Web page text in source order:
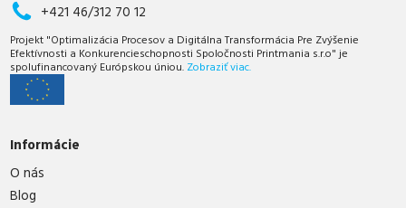
+421 46/312 70 12
Projekt "Optimalizácia Procesov a Digitálna Transformácia Pre Zvýšenie
Efektívnosti a Konkurencieschopnosti Spoločnosti Printmania s.r.o" je
spolufinancovaný Európskou úniou. Zobraziť viac.
Informácie
O nás
Blog